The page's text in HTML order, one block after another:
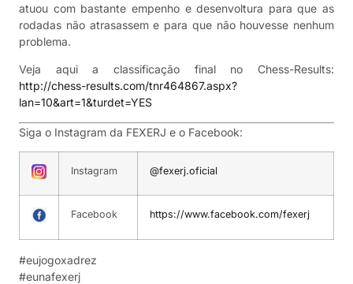
atuou com bastante empenho e desenvoltura para que as
rodadas não atrasassem e para que não houvesse nenhum
problema.
Veja aqui a classificação final no Chess-Results:
http://chess-results.com/tnr464867.aspx?
lan=10&art=1&turdet=YES
Siga o Instagram da FEXERJ e o Facebook:
Instagram @fexerj.oficial
Facebook https://www.facebook.com/fexerj
#eujogoxadrez
#eunafexerj